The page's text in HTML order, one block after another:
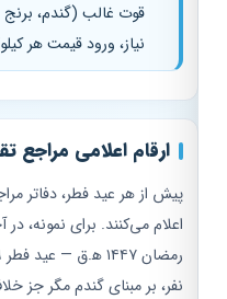
قوت غالب (گندم، برنج
نیاز، ورود قیمت هر
ارقام اعلامی مراجع
پیش از هر عید فطر، دفاتر مراجع
اعلام می‌کنند. برای نمونه، در
نفر، بر مبنای گندم مگر جز